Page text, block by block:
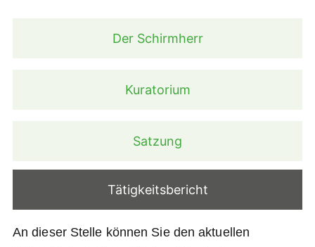
Der Schirmherr
Kuratorium
Satzung
Tätigkeitsbericht
An dieser Stelle können Sie den aktuellen